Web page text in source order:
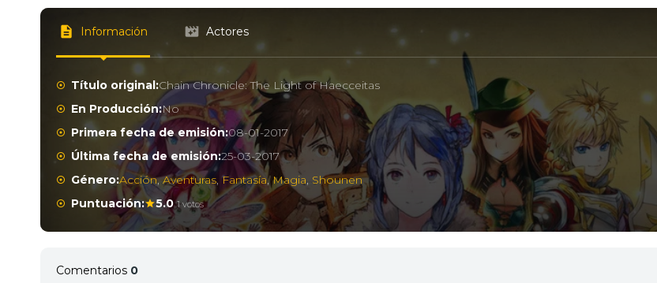
Información Actores
Título original:Chain Chronicle: The Light of Haecceitas
En Producción:No
Primera fecha de emisión:08-01-2017
Última fecha de emisión:25-03-2017
Género:Acción,Aventuras,Fantasía,Magia, Shounen
Puntuación:
5.0 1 votos
Comentarios 0